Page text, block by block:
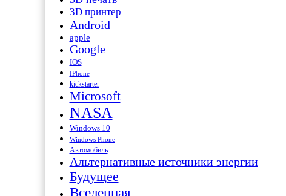
3D принтер
Android
apple
Google
IOS
IPhone
kickstarter
Microsoft
NASA
Windows 10
Windows Phone
Автомобиль
Альтернативные источники энергии
Будущее
Вселенная